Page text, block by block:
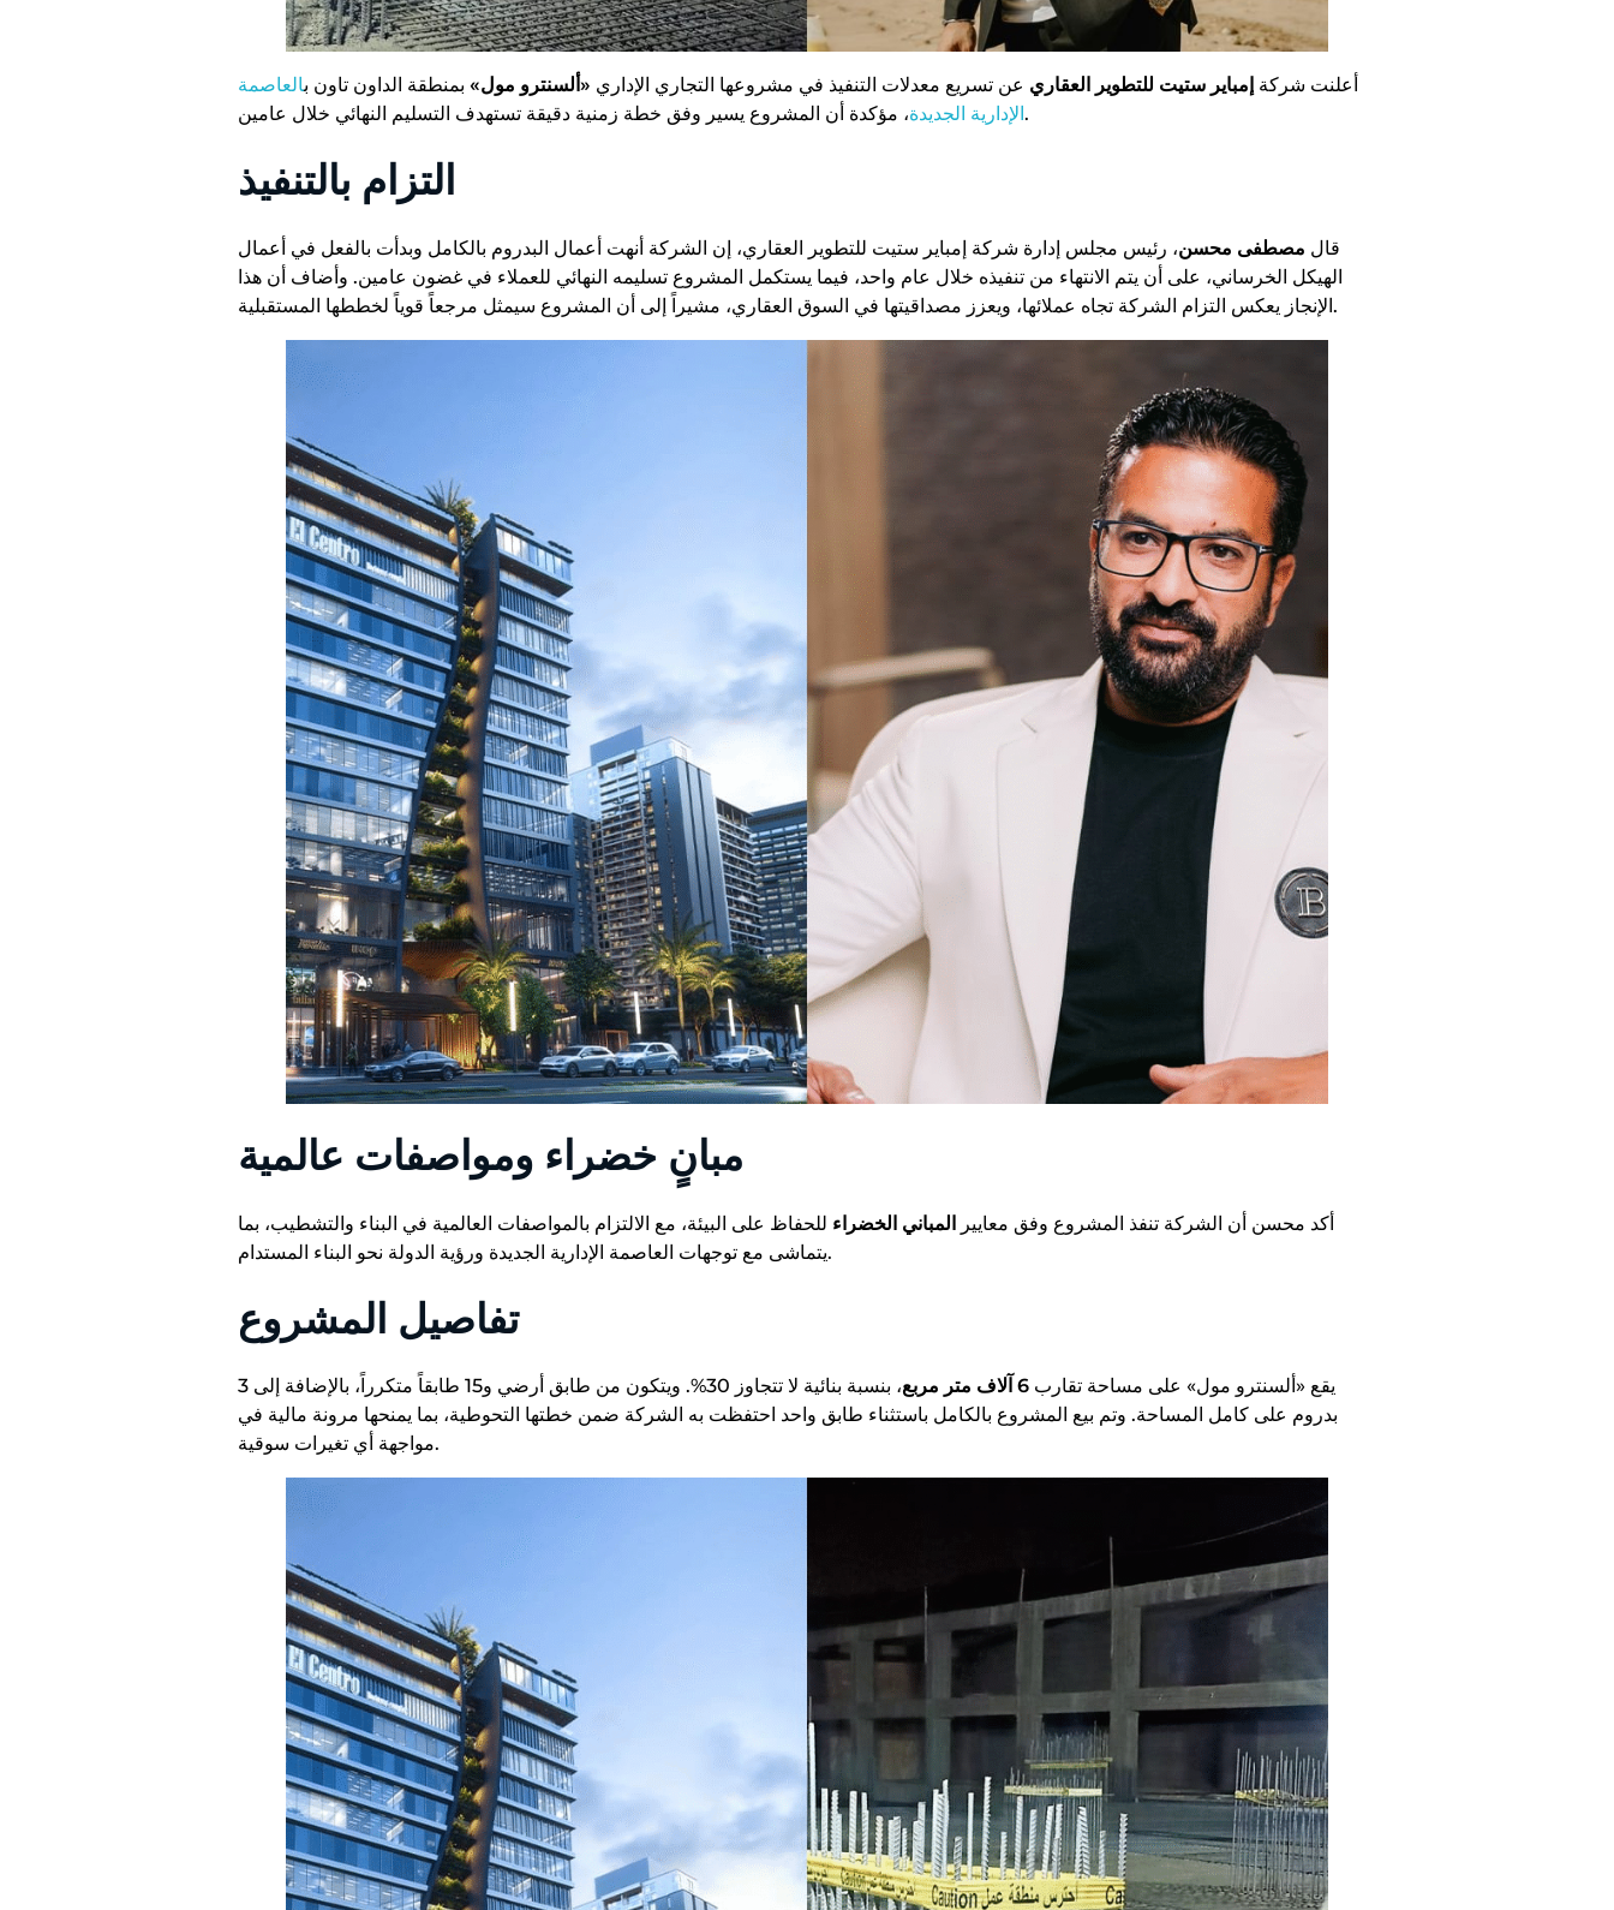
أعلنت شركةإمباير ستيت للتطوير العقاري عن تسريع معدلات التنفيذ في مشروعها التجاري الإداري «ألسنترو مول» بمنطقة الداون تاون بالعاصمة
الإدارية الجديدة، مؤكدة أن المشروع يسير وفق خطة زمنية دقيقة تستهدف التسليم النهائي خلال عامين.
التزام بالتنفيذ
قال مصطفى محسن، رئيس مجلس إدارة شركة إمباير ستيت للتطوير العقاري، إن الشركة أنهت أعمال البدروم بالكامل وبدأت بالفعل في أعمال
الهيكل الخرساني، على أن يتم الانتهاء من تنفيذه خلال عام واحد، فيما يستكمل المشروع تسليمه النهائي للعملاء في غضون عامين. وأضاف أن هذا
الإنجاز يعكس التزام الشركة تجاه عملائها، ويعزز مصداقيتها في السوق العقاري، مشيراً إلى أن المشروع سيمثل مرجعاً قوياً لخططها المستقبلية.
مبانٍ خضراء ومواصفات عالمية
أكد محسن أن الشركة تنفذ المشروع وفق معاييرالمباني الخضراء للحفاظ على البيئة، مع الالتزام بالمواصفات العالمية في البناء والتشطيب، بما
يتماشى مع توجهات العاصمة الإدارية الجديدة ورؤية الدولة نحو البناء المستدام.
تفاصيل المشروع
يقع «ألسنترو مول» على مساحة تقارب6 آلاف متر مربع
، بنسبة بنائية لا تتجاوز 30%. ويتكون من طابق أرضي و15 طابقاً متكرراً، بالإضافة إلى 3
بدروم على كامل المساحة. وتم بيع المشروع بالكامل باستثناء طابق واحد احتفظت به الشركة ضمن خطتها التحوطية، بما يمنحها مرونة مالية في
مواجهة أي تغيرات سوقية.